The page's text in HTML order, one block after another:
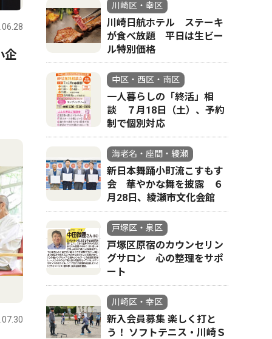
企
川崎区・幸区
川崎日航ホテル ステーキ
が食べ放題 平日は生ビー
ル特別価格
中区・西区・南区
一人暮らしの「終活」相
談 ７月18日（土）、予約
制で個別対応
海老名・座間・綾瀬
新日本舞踊小町流こすもす
会 華やかな舞を披露 ６
月28日、綾瀬市文化会館
戸塚区・泉区
戸塚区原宿のカウンセリン
グサロン 心の整理をサポ
ート
川崎区・幸区
新入会員募集 楽しく打と
う！ ソフトテニス・川崎Ｓ